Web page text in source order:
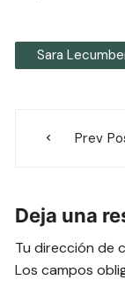
Sara
Prev
Deja una
Tu dirección de
Los campos